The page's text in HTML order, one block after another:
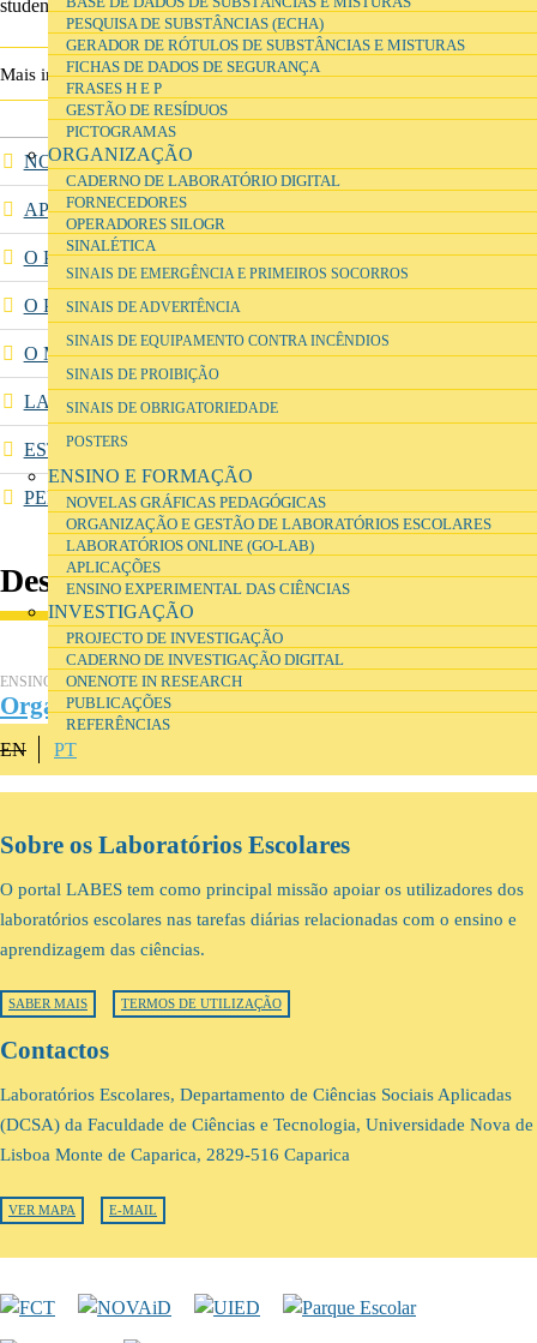
PESQUISA DE SUBSTÂNCIAS (ECHA)
GERADOR DE RÓTULOS DE SUBSTÂNCIAS E MISTURAS
FICHAS DE DADOS DE SEGURANÇA
FRASES H E P
GESTÃO DE RESÍDUOS
PICTOGRAMAS
ORGANIZAÇÃO
CADERNO DE LABORATÓRIO DIGITAL
FORNECEDORES
OPERADORES SILOGR
SINALÉTICA
SINAIS DE EMERGÊNCIA E PRIMEIROS SOCORROS
SINAIS DE ADVERTÊNCIA
SINAIS DE EQUIPAMENTO CONTRA INCÊNDIOS
SINAIS DE PROIBIÇÃO
SINAIS DE OBRIGATORIEDADE
POSTERS
ENSINO E FORMAÇÃO
NOVELAS GRÁFICAS PEDAGÓGICAS
ORGANIZAÇÃO E GESTÃO DE LABORATÓRIOS ESCOLARES
LABORATÓRIOS ONLINE (GO-LAB)
APLICAÇÕES
ENSINO EXPERIMENTAL DAS CIÊNCIAS
INVESTIGAÇÃO
PROJECTO DE INVESTIGAÇÃO
CADERNO DE INVESTIGAÇÃO DIGITAL
ONENOTE IN RESEARCH
PUBLICAÇÕES
REFERÊNCIAS
EN PT
students and school teachers.
Mais informação Chemix 2.0
NOTÍCIAS
APRESENTAÇÃO
O PASSADO
O PROGRAMA DA PARQUE ESCOLAR EPE
O MODELO PROPOSTO PARA O PROGRAMA
LABORATÓRIOS INTERVENCIONADOS
ESTÚDIOS DE APRENDIZAGEM DE CIÊNCIAS
PERGUNTAS FREQUENTES
Destaque
ENSINO E FORMAÇÃO
Organização e gestão de laboratórios escolares
Sobre os Laboratórios Escolares
O portal LABES tem como principal missão apoiar os utilizadores dos
laboratórios escolares nas tarefas diárias relacionadas com o ensino e
aprendizagem das ciências.
SABER MAIS TERMOS DE UTILIZAÇÃO
Contactos
Laboratórios Escolares, Departamento de Ciências Sociais Aplicadas
(DCSA) da Faculdade de Ciências e Tecnologia, Universidade Nova de
Lisboa Monte de Caparica, 2829-516 Caparica
VER MAPA E-MAIL